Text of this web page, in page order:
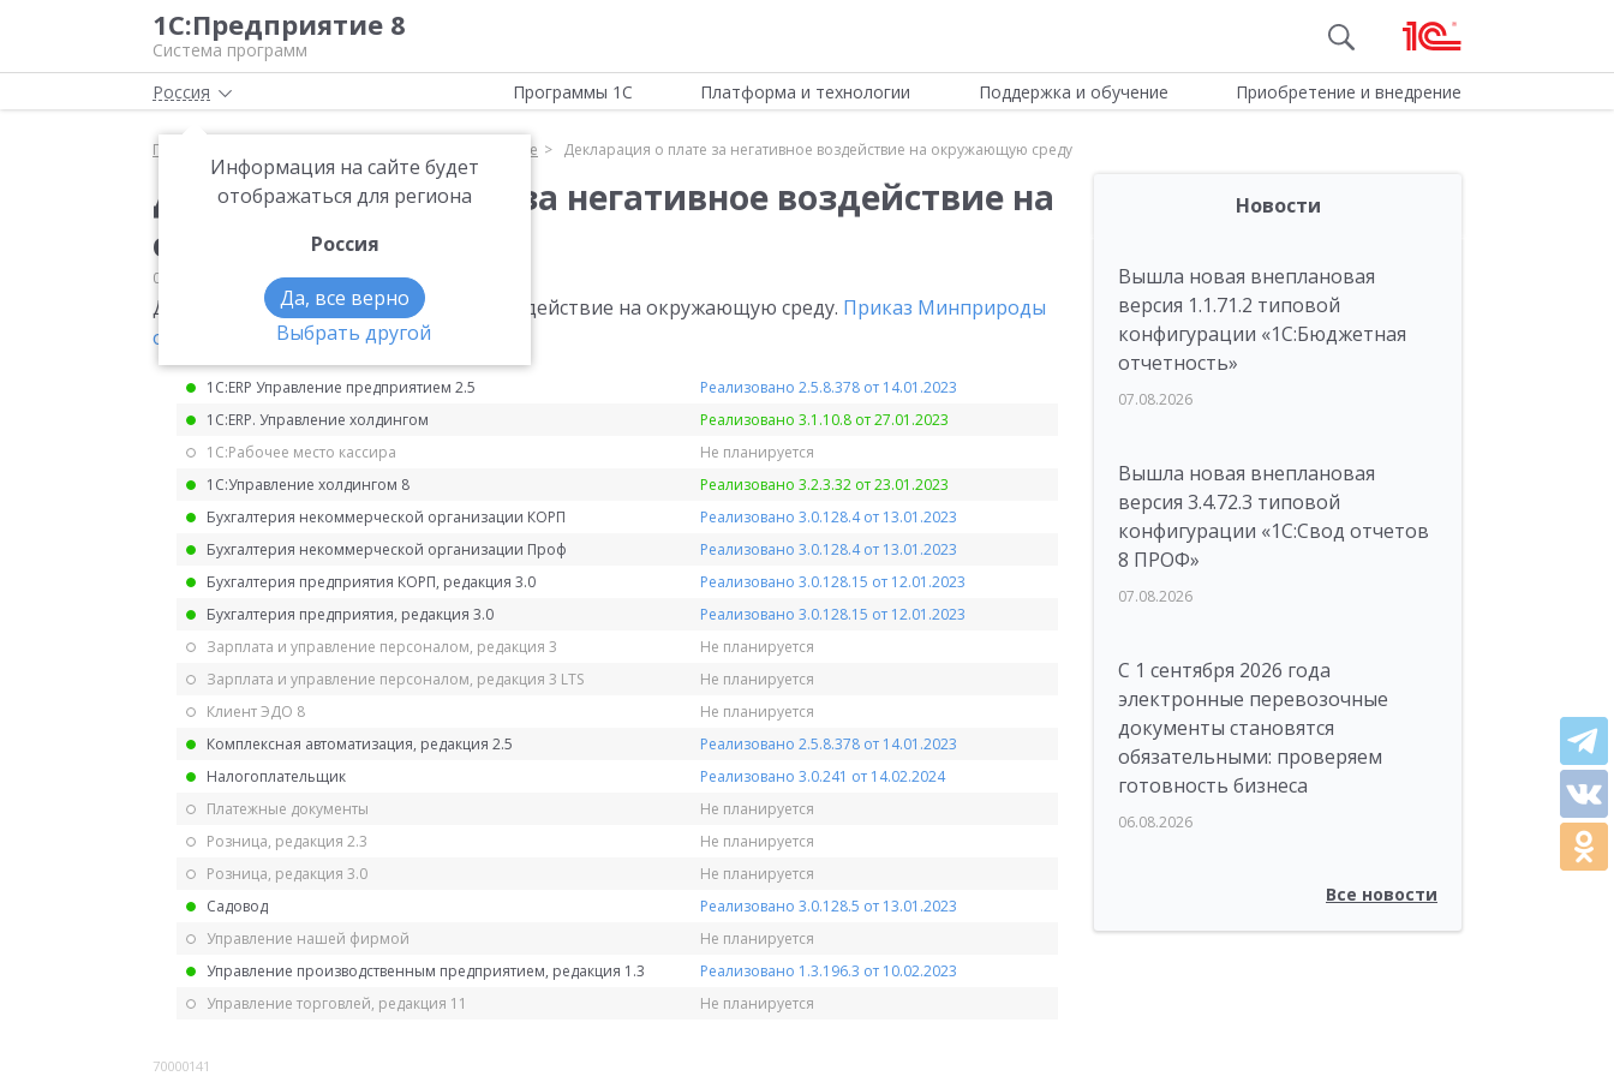
1С:Предприятие 8
Система программ
Россия
Информация на сайте будет
отображаться для региона
Россия
Да, все верно
Выбрать другой
Программы 1С Платформа и технологии Поддержка и обучение Приобретение и внедрение
Главная Прочее Декларация о плате за негативное воздействие на окружающую среду
Декларация о плате за негативное воздействие на
окружающую среду
06.11.2022 Прочее
Декларация о плате за негативное воздействие на окружающую среду. Приказ Минприроды
от 21.09.2022 № 624.
1С:ERP Управление предприятием 2.5
Реализовано 2.5.8.378 от 14.01.2023
1С:ERP. Управление холдингом
Реализовано 3.1.10.8 от 27.01.2023
1С:Рабочее место кассира
Не планируется
1С:Управление холдингом 8
Реализовано 3.2.3.32 от 23.01.2023
Бухгалтерия некоммерческой организации КОРП
Реализовано 3.0.128.4 от 13.01.2023
Бухгалтерия некоммерческой организации Проф
Реализовано 3.0.128.4 от 13.01.2023
Бухгалтерия предприятия КОРП, редакция 3.0
Реализовано 3.0.128.15 от 12.01.2023
Бухгалтерия предприятия, редакция 3.0
Реализовано 3.0.128.15 от 12.01.2023
Зарплата и управление персоналом, редакция 3
Не планируется
Зарплата и управление персоналом, редакция 3 LTS
Не планируется
Клиент ЭДО 8
Не планируется
Комплексная автоматизация, редакция 2.5
Реализовано 2.5.8.378 от 14.01.2023
Налогоплательщик
Реализовано 3.0.241 от 14.02.2024
Платежные документы
Не планируется
Розница, редакция 2.3
Не планируется
Розница, редакция 3.0
Не планируется
Садовод
Реализовано 3.0.128.5 от 13.01.2023
Управление нашей фирмой
Не планируется
Управление производственным предприятием, редакция 1.3
Реализовано 1.3.196.3 от 10.02.2023
Управление торговлей, редакция 11
Не планируется
70000141
Новости
Вышла новая внеплановая
версия 1.1.71.2 типовой
конфигурации «1C:Бюджетная
отчетность»
07.08.2026
Вышла новая внеплановая
версия 3.4.72.3 типовой
конфигурации «1C:Свод отчетов
8 ПРОФ»
07.08.2026
С 1 сентября 2026 года
электронные перевозочные
документы становятся
обязательными: проверяем
готовность бизнеса
06.08.2026
Все новости